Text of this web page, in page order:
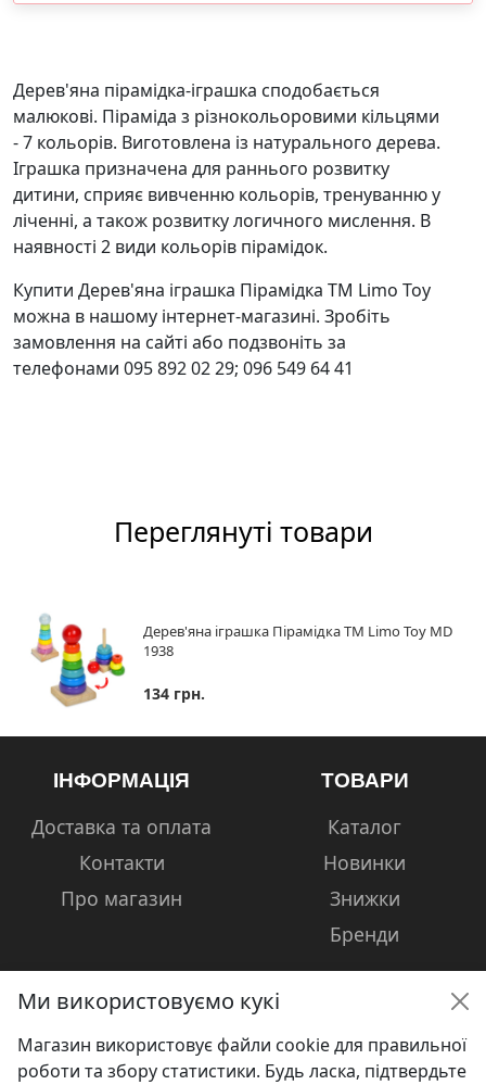
Дерев'яна пірамідка-іграшка сподобається
малюкові. Піраміда з різнокольоровими кільцями
- 7 кольорів. Виготовлена із натурального дерева.
Іграшка призначена для раннього розвитку
дитини, сприяє вивченню кольорів, тренуванню у
ліченні, а також розвитку логичного мислення. В
наявності 2 види кольорів пірамідок.
Купити Дерев'яна іграшка Пірамідка ТМ Limo Toy
можна в нашому інтернет-магазині. Зробіть
замовлення на сайті або подзвоніть за
телефонами 095 892 02 29; 096 549 64 41
Переглянуті товари
Дерев'яна іграшка Пірамідка ТМ Limo Toy MD
1938
134 грн.
ІНФОРМАЦІЯ
Доставка та оплата
Контакти
Про магазин
ТОВАРИ
Каталог
Новинки
Знижки
Бренди
КОНТАКТИ
Ми використовуємо кукі
Магазин використовує файли cookie для правильної
роботи та збору статистики. Будь ласка, підтвердьте